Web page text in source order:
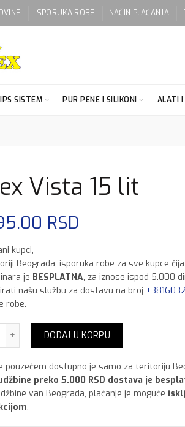
ISPORUKA ROBE NAČIN PLAĆANJA
SISTEM PUR PENE I SILIKONI ALATI I
Vista 15 lit
RSD
kupci,
Beograda, isporuka robe za sve kupce
je BESPLATNA, za iznose ispod 5.000
našu službu za dostavu na broj
robe.
Vista 15 lit količina
DODAJ U KORPU
pouzećem dostupno je samo za teritoriju
preko 5.000 RSD dostava je
van Beograda, plaćanje je moguće
.